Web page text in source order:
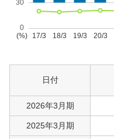
日付
2026年3月期
2025年3月期